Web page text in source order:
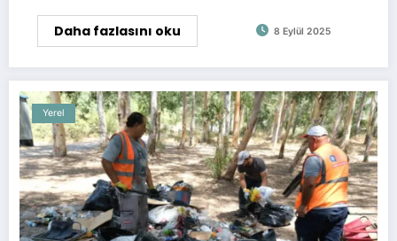
Daha fazlasını oku 8 Eylül 2025
Yerel